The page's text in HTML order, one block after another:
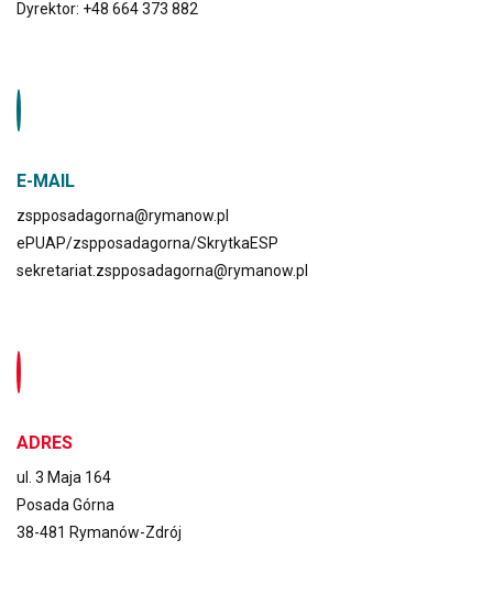
Dyrektor: +48 664 373 882
E-MAIL
zspposadagorna@rymanow.pl
ePUAP/zspposadagorna/SkrytkaESP
sekretariat.zspposadagorna@rymanow.pl
ADRES
ul. 3 Maja 164
Posada Górna
38-481 Rymanów-Zdrój